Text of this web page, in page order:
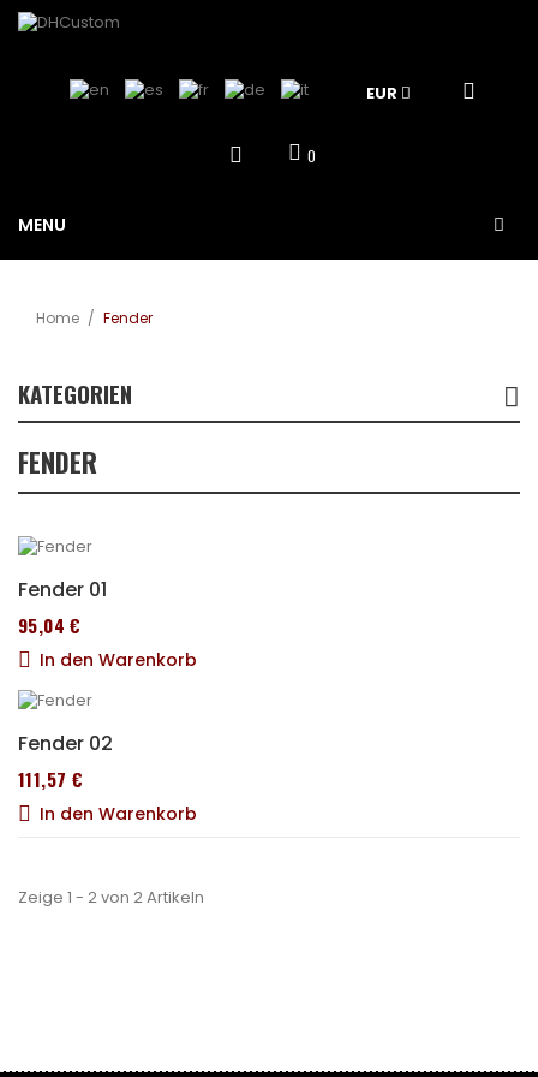
EUR
0
MENU
Home / Fender
KATEGORIEN
FENDER
Fender 01
95,04 €
In den Warenkorb
Fender 02
111,57 €
In den Warenkorb
Zeige 1 - 2 von 2 Artikeln